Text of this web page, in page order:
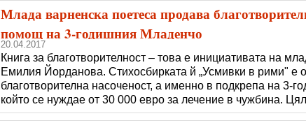
България, които даряват играчки за болничното
Млада варненска поетеса продава
помощ на 3-годишния Младенчо
20.04.2017
Книга за благотворителност – това е инициативата на
Емилия Йорданова. Стихосбирката й „Усмивки в рими" е
благотворителна насоченост, а именно в подкрепа на 3-
който се нуждае от 30 000 евро за лечение в чужбина.
продажбите на книгата ще бъдат